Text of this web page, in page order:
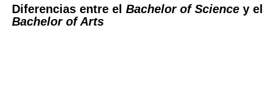
Diferencias entre el Bachelor of Science y el
Bachelor of Arts